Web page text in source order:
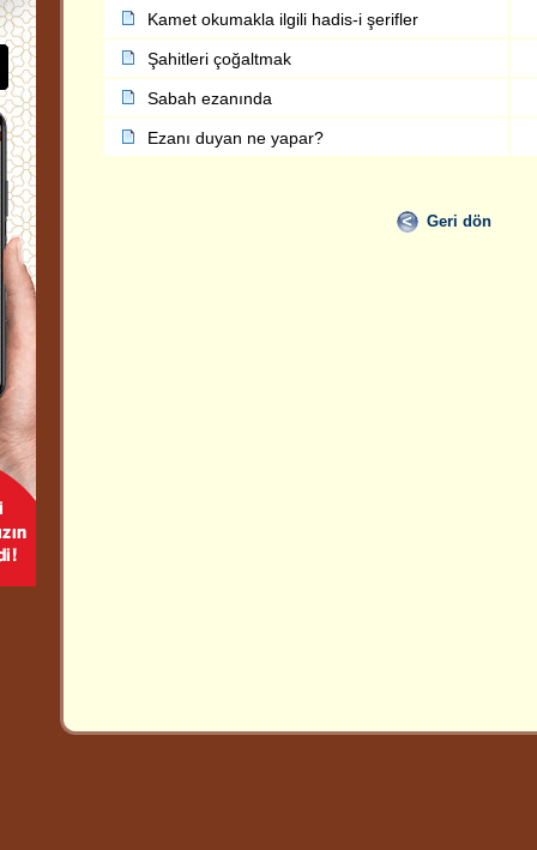
Kamet okumakla ilgili hadis-i şerifler
Şahitleri çoğaltmak
Sabah ezanında
Ezanı duyan ne yapar?
Geri dön